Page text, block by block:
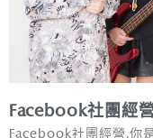
Facebook社團經
Facebook社團經營,你